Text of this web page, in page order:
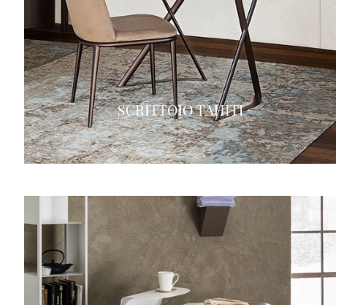
SCRITTOIO TAHITI